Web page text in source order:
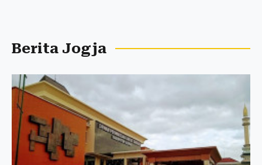
Berita Jogja